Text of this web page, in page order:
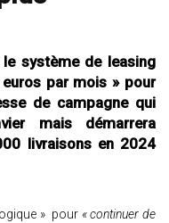
système de leasing
par mois » pour
de campagne qui
mais démarrera
livraisons en 2024
» pour« continuer de